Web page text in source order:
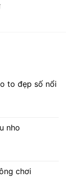
to đẹp số nổi
nho
chơi